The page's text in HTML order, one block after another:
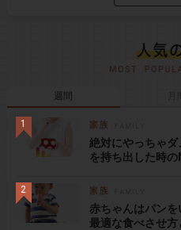
週間
絶対にやっちゃ
を持ち出した時の
赤ちゃんはパン
最適な食べさせ方